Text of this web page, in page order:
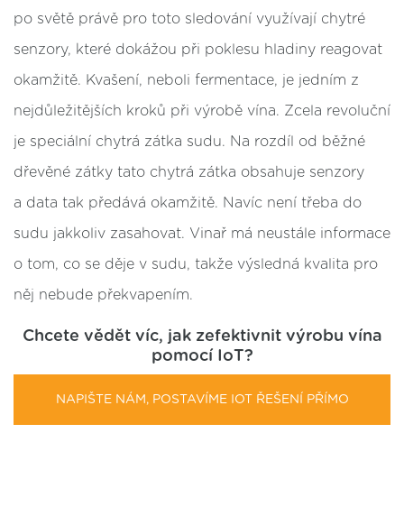
po světě právě pro toto sledování využívají chytré
senzory, které dokážou při poklesu hladiny reagovat
okamžitě. Kvašení, neboli fermentace, je jedním z
nejdůležitějších kroků při výrobě vína. Zcela revoluční
je speciální chytrá zátka sudu. Na rozdíl od běžné
dřevěné zátky tato chytrá zátka obsahuje senzory
a data tak předává okamžitě. Navíc není třeba do
sudu jakkoliv zasahovat. Vinař má neustále informace
o tom, co se děje v sudu, takže výsledná kvalita pro
něj nebude překvapením.
Chcete vědět víc, jak zefektivnit výrobu vína
pomocí IoT?
NAPIŠTE NÁM, POSTAVÍME IOT ŘEŠENÍ PŘÍMO